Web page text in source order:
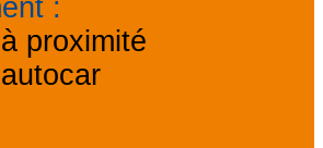
:
proximité